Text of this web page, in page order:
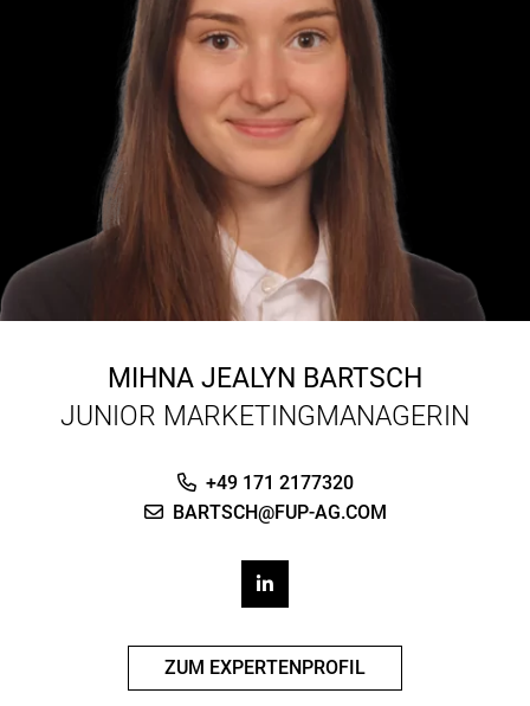
MIHNA JEALYN BARTSCH
JUNIOR MARKETINGMANAGERIN
+49 171 2177320
BARTSCH@FUP-AG.COM
ZUM EXPERTENPROFIL